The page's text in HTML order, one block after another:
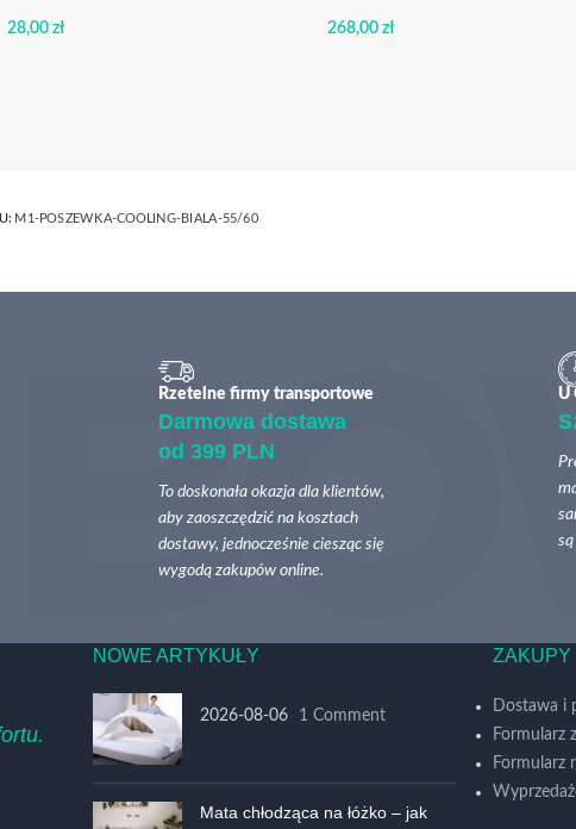
28,00 zł 268,00 zł
M1-POSZEWKA-COOLING-BIALA-55/60
Rzetelne firmy transportowe
Darmowa dostawa
od 399 PLN
To doskonała okazja dla klientów,
aby zaoszczędzić na kosztach
dostawy, jednocześnie ciesząc się
wygodą zakupów online.
U
są
NOWE ARTYKUŁY
2026-08-06 1 Comment
Mata chłodząca na łóżko – jak
ZAKUPY
Dostawa i
Formularz
Formularz